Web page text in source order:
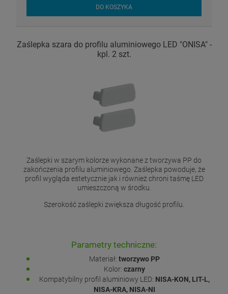
DO KOSZYKA
Zaślepka szara do profilu aluminiowego LED "ONISA" -
kpl. 2 szt.
Zaślepki w szarym kolorze wykonane z tworzywa PP do
zakończenia profilu aluminiowego. Zaślepka powoduje, że
profil wygląda estetycznie jak i również chroni taśmę LED
umieszczoną w środku.
Szerokość zaślepki zwiększa długość profilu.
Parametry techniczne:
Materiał: tworzywo PP
Kolor: czarny
Kompatybilny profil aluminiowy LED: NISA-KON, LIT-L,
NISA-KRA, NISA-NI